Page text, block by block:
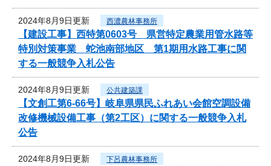
2024年8月9日更新 西濃農林事務所
【建設工事】西特第0603号 県営特定農業用管水路等
特別対策事業 蛇池南部地区 第1期用水路工事に関
する一般競争入札公告
2024年8月9日更新 公共建築課
【文創工第6-66号】岐阜県県民ふれあい会館空調設備
改修機械設備工事（第2工区）に関する一般競争入札
公告
2024年8月9日更新 下呂農林事務所